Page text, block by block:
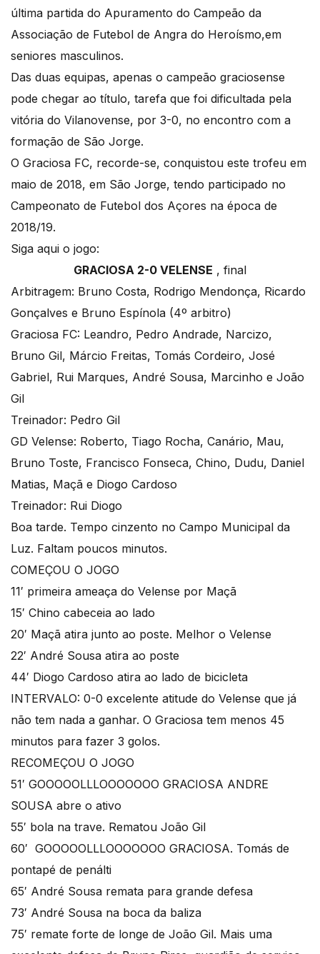
última partida do Apuramento do Campeão da
Associação de Futebol de Angra do Heroísmo,em
seniores masculinos.
Das duas equipas, apenas o campeão graciosense
pode chegar ao título, tarefa que foi dificultada pela
vitória do Vilanovense, por 3-0, no encontro com a
formação de São Jorge.
O Graciosa FC, recorde-se, conquistou este trofeu em
maio de 2018, em São Jorge, tendo participado no
Campeonato de Futebol dos Açores na época de
2018/19.
Siga aqui o jogo:
GRACIOSA 2-0 VELENSE , final
Arbitragem: Bruno Costa, Rodrigo Mendonça, Ricardo
Gonçalves e Bruno Espínola (4º arbitro)
Graciosa FC: Leandro, Pedro Andrade, Narcizo,
Bruno Gil, Márcio Freitas, Tomás Cordeiro, José
Gabriel, Rui Marques, André Sousa, Marcinho e João
Gil
Treinador: Pedro Gil
GD Velense: Roberto, Tiago Rocha, Canário, Mau,
Bruno Toste, Francisco Fonseca, Chino, Dudu, Daniel
Matias, Maçã e Diogo Cardoso
Treinador: Rui Diogo
Boa tarde. Tempo cinzento no Campo Municipal da
Luz. Faltam poucos minutos.
COMEÇOU O JOGO
11′ primeira ameaça do Velense por Maçã
15′ Chino cabeceia ao lado
20′ Maçã atira junto ao poste. Melhor o Velense
22′ André Sousa atira ao poste
44′ Diogo Cardoso atira ao lado de bicicleta
INTERVALO: 0-0 excelente atitude do Velense que já
não tem nada a ganhar. O Graciosa tem menos 45
minutos para fazer 3 golos.
RECOMEÇOU O JOGO
51′ GOOOOOLLLOOOOOOO GRACIOSA ANDRE
SOUSA abre o ativo
55′ bola na trave. Rematou João Gil
60′ GOOOOOLLLOOOOOOO GRACIOSA. Tomás de
pontapé de penálti
65′ André Sousa remata para grande defesa
73′ André Sousa na boca da baliza
75′ remate forte de longe de João Gil. Mais uma